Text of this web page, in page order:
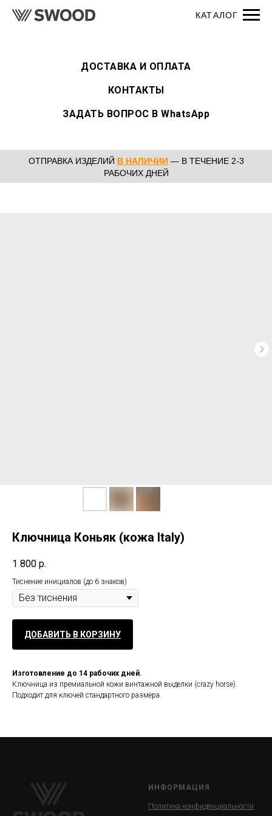
ДОСТАВКА И ОПЛАТА
КОНТАКТЫ
ЗАДАТЬ ВОПРОС В WhatsApp
ОТПРАВКА ИЗДЕЛИЙ В НАЛИЧИИ— В ТЕЧЕНИЕ 2-3
РАБОЧИХ ДНЕЙ
Ключница Коньяк (кожа Italy)
1 800 р.
Тиснение инициалов (до 6 знаков)
ДОБАВИТЬ В КОРЗИНУ
Изготовление до 14 рабочих дней.
Ключница из премиальной кожи винтажной выделки (crazy horse).
Подходит для ключей стандартного размера.
ИНФОРМАЦИЯ
Политика конфиденциальности